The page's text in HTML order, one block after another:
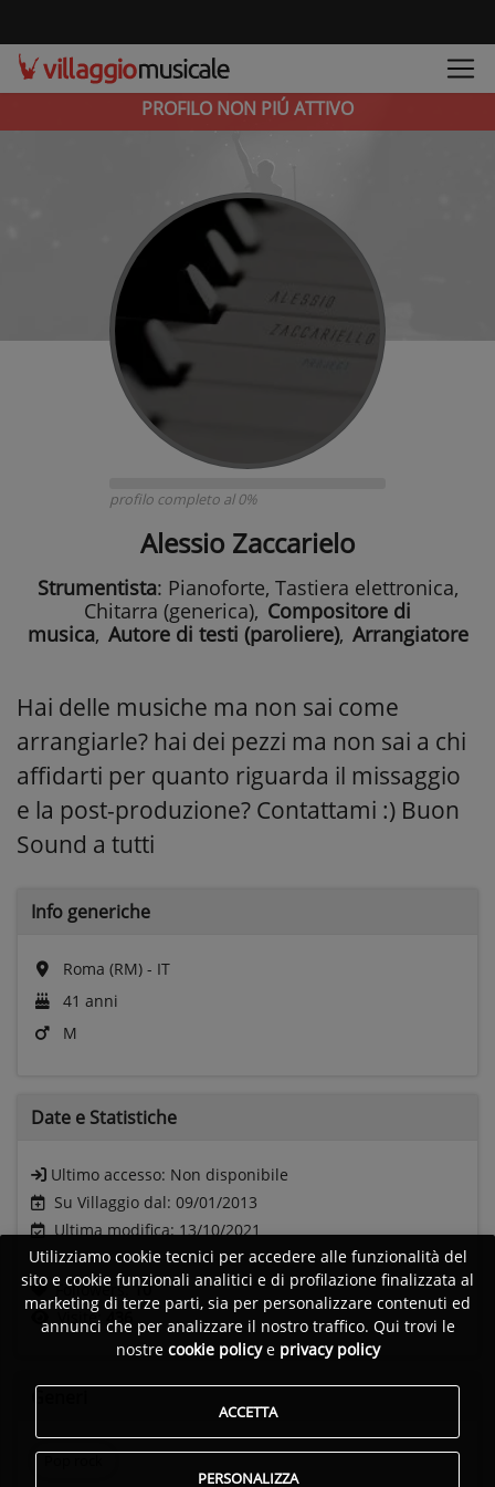
PROFILO NON PIÚ ATTIVO
profilo completo al 0%
Alessio Zaccarielo
Strumentista: Pianoforte, Tastiera elettronica,
Chitarra (generica), Compositore di
musica, Autore di testi (paroliere), Arrangiatore
Hai delle musiche ma non sai come
arrangiarle? hai dei pezzi ma non sai a chi
affidarti per quanto riguarda il missaggio
e la post-produzione? Contattami :) Buon
Sound a tutti
Info generiche
Roma (RM) - IT
41 anni
M
Date e Statistiche
Ultimo accesso: Non disponibile
Su Villaggio dal: 09/01/2013
Ultima modifica: 13/10/2021
Followers:10
Visite:
436
Generi
Utilizziamo cookie tecnici per accedere alle funzionalità del
sito e cookie funzionali analitici e di profilazione finalizzata al
marketing di terze parti, sia per personalizzare contenuti ed
annunci che per analizzare il nostro traffico. Qui trovi le
nostre cookie policye privacy policy
ACCETTA
PERSONALIZZA